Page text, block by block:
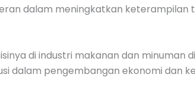
dalam meningkatkan keterampilan
di industri makanan dan minuman
dalam pengembangan ekonomi dan